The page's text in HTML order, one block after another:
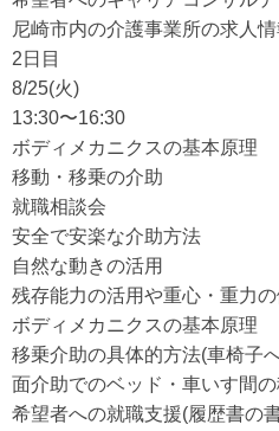
尼崎市内の介護事業所の求人
2日目
8/25(火)
13:30〜16:30
ボディメカニクスの基本原理
移動・移乗の介助
就職相談会
安全で安楽な介助方法
自然な動きの活用
残存能力の活用や重心・重力
ボディメカニクスの基本原理
移乗介助の具体的方法(車椅子
面介助でのベッド・車いす間
希望者への就職支援(履歴書の